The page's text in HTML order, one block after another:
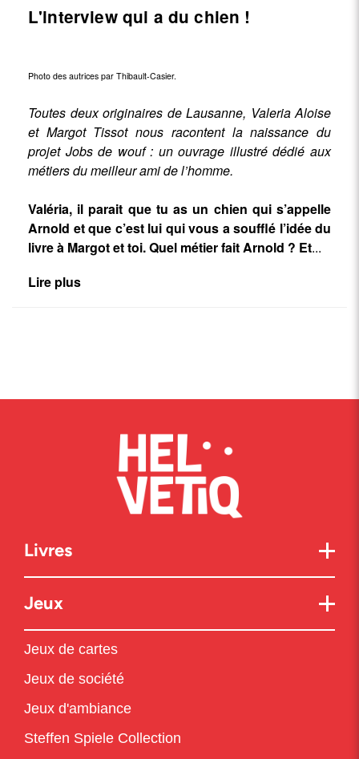
L'interview qui a du chien !
Photo des autrices par Thibault-Casier.
Toutes deux originaires de Lausanne, Valeria Aloise
et Margot Tissot nous racontent la naissance du
projet Jobs de wouf : un ouvrage illustré dédié aux
métiers du meilleur ami de l’homme.
Valéria, il parait que tu as un chien qui s’appelle
Arnold et que c’est lui qui vous a soufflé l’idée du
livre à Margot et toi. Quel métier fait Arnold ? Et...
Lire plus
Livres
Jeux
Jeux de cartes
Jeux de société
Jeux d'ambiance
Steffen Spiele Collection